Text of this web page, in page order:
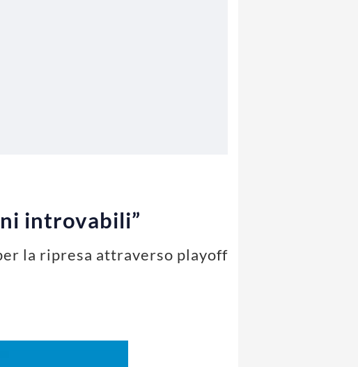
introvabili”
la ripresa attraverso playoff